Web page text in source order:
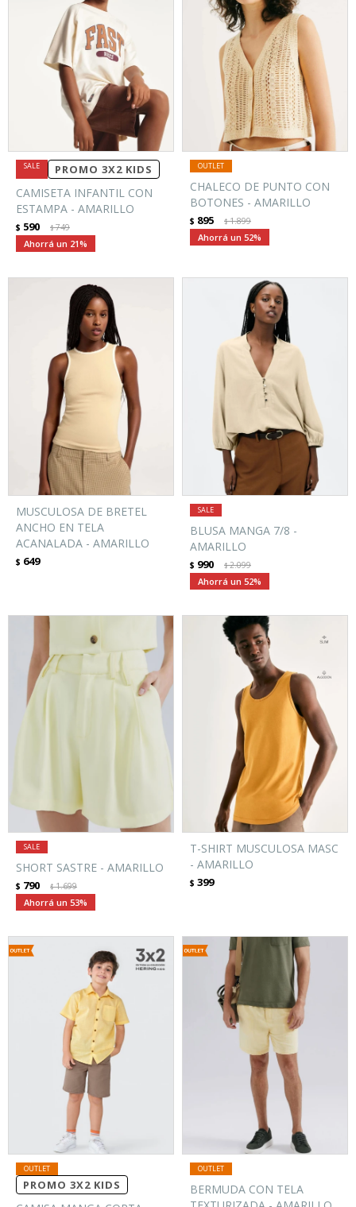
PROMO 3X2 KIDS
CAMISETA INFANTIL CON
ESTAMPA - AMARILLO
$ 590 $749
21
CHALECO DE PUNTO CON
BOTONES - AMARILLO
$ 895 $1.899
52
MUSCULOSA DE BRETEL
ANCHO EN TELA
ACANALADA - AMARILLO
$ 649
BLUSA MANGA 7/8 -
AMARILLO
$ 990 $2.099
52
SHORT SASTRE - AMARILLO
$ 790 $1.699
53
T-SHIRT MUSCULOSA MASC
- AMARILLO
$ 399
PROMO 3X2 KIDS
BERMUDA CON TELA